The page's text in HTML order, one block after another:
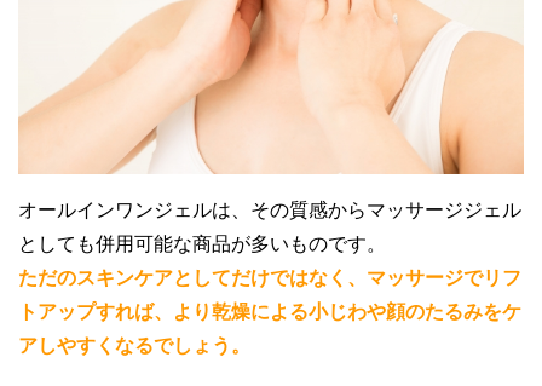
オールインワンジェルは、その質感からマッサージジェル
としても併用可能な商品が多いものです。
ただのスキンケアとしてだけではなく、マッサージでリフ
トアップすれば、より乾燥による小じわや顔のたるみをケ
アしやすくなるでしょう。